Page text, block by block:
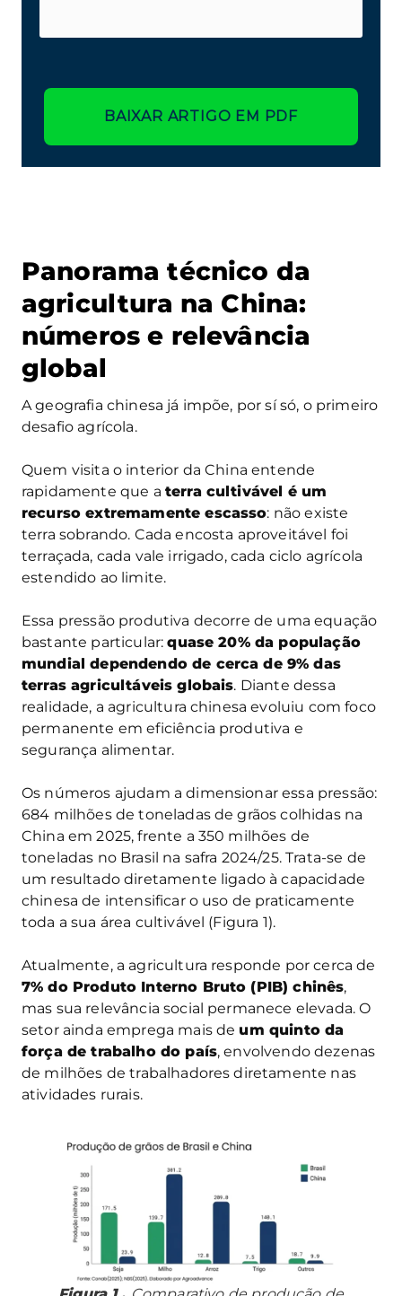
BAIXAR ARTIGO EM PDF
Panorama técnico da
agricultura na China:
números e relevância
global
A geografia chinesa já impõe, por sí só, o primeiro
desafio agrícola.
Quem visita o interior da China entende
rapidamente que a terra cultivável é um
recurso extremamente escasso: não existe
terra sobrando. Cada encosta aproveitável foi
terraçada, cada vale irrigado, cada ciclo agrícola
estendido ao limite.
Essa pressão produtiva decorre de uma equação
bastante particular:quase 20% da população
mundial dependendo de cerca de 9% das
terras agricultáveis globais. Diante dessa
realidade, a agricultura chinesa evoluiu com foco
permanente em eficiência produtiva e
segurança alimentar.
Os números ajudam a dimensionar essa pressão:
684 milhões de toneladas de grãos colhidas na
China em 2025, frente a 350 milhões de
toneladas no Brasil na safra 2024/25. Trata-se de
um resultado diretamente ligado à capacidade
chinesa de intensificar o uso de praticamente
toda a sua área cultivável (Figura 1).
Atualmente, a agricultura responde por cerca de
7% do Produto Interno Bruto (PIB) chinês,
mas sua relevância social permanece elevada. O
setor ainda emprega mais de um quinto da
força de trabalho do país, envolvendo dezenas
de milhões de trabalhadores diretamente nas
atividades rurais.